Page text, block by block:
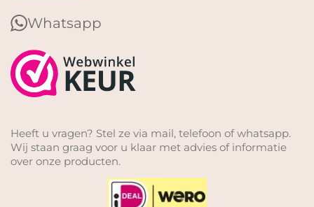
Whatsapp
Heeft u vragen? Stel ze via mail, telefoon of whatsapp.
Wij staan graag voor u klaar met advies of informatie
over onze producten.